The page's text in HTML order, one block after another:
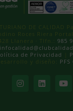
DE CALIDAD
Roces Riera
Llanera · Tlfn.: 985
de Privacidad
Desarrollo y diseño:
InstagramLinkedIn